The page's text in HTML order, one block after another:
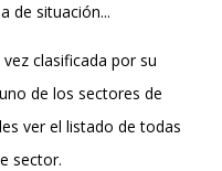
de situación...
clasificada por su
de los sectores de
ver el listado de todas
sector.